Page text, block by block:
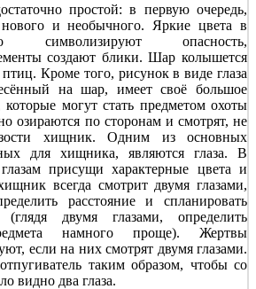
простой: в первую очередь,
и необычного. Яркие цвета в
символизируют опасность,
создают блики. Шар колышется
Кроме того, рисунок в виде глаза
на шар, имеет своё большое
могут стать предметом охоты
озираются по сторонам и смотрят, не
хищник. Одним из основных
для хищника, являются глаза. В
присущи характерные цвета и
всегда смотрит двумя глазами,
расстояние и спланировать
двумя глазами, определить
намного проще). Жертвы
если на них смотрят двумя глазами.
таким образом, чтобы со
видно два глаза.